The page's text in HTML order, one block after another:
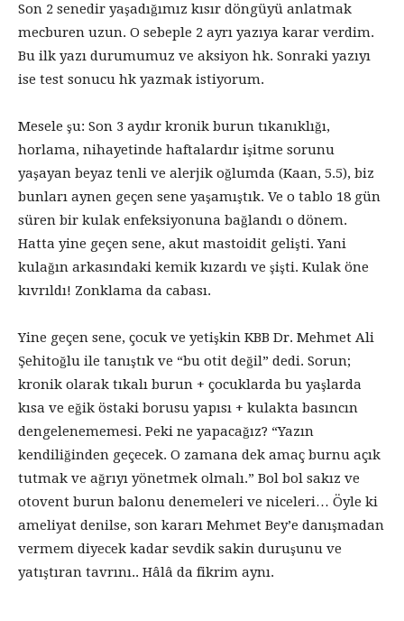
Son 2 senedir yaşadığımız kısır döngüyü anlatmak
mecburen uzun. O sebeple 2 ayrı yazıya karar verdim.
Bu ilk yazı durumumuz ve aksiyon hk. Sonraki yazıyı
ise test sonucu hk yazmak istiyorum.
Mesele şu: Son 3 aydır kronik burun tıkanıklığı,
horlama, nihayetinde haftalardır işitme sorunu
yaşayan beyaz tenli ve alerjik oğlumda (Kaan, 5.5), biz
bunları aynen geçen sene yaşamıştık. Ve o tablo 18 gün
süren bir kulak enfeksiyonuna bağlandı o dönem.
Hatta yine geçen sene, akut mastoidit gelişti. Yani
kulağın arkasındaki kemik kızardı ve şişti. Kulak öne
kıvrıldı! Zonklama da cabası.
Yine geçen sene, çocuk ve yetişkin KBB Dr. Mehmet Ali
Şehitoğlu ile tanıştık ve “bu otit değil” dedi. Sorun;
kronik olarak tıkalı burun + çocuklarda bu yaşlarda
kısa ve eğik östaki borusu yapısı + kulakta basıncın
dengelenememesi. Peki ne yapacağız? “Yazın
kendiliğinden geçecek. O zamana dek amaç burnu açık
tutmak ve ağrıyı yönetmek olmalı.” Bol bol sakız ve
otovent burun balonu denemeleri ve niceleri… Öyle ki
ameliyat denilse, son kararı Mehmet Bey’e danışmadan
vermem diyecek kadar sevdik sakin duruşunu ve
yatıştıran tavrını.. Hâlâ da fikrim aynı.